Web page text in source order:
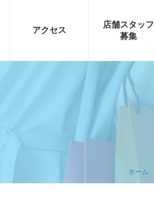
アクセス
店舗スタッフ
募集
ホーム